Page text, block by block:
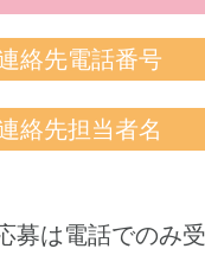
絡先電話番号
絡先担当者名
募は電話でのみ